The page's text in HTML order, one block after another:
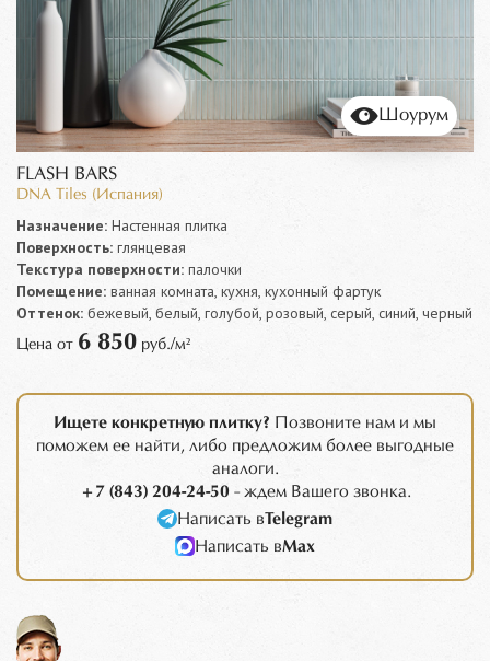
Шоурум
FLASH BARS
DNA Tiles (Испания)
Назначение: Настенная плитка
Поверхность: глянцевая
Текстура поверхности: палочки
Помещение: ванная комната, кухня, кухонный фартук
Оттенок: бежевый, белый, голубой, розовый, серый, синий, черный
Цена от 6 850 руб./м²
Ищете конкретную плитку? Позвоните нам и мы
поможем ее найти, либо предложим более выгодные
аналоги.
+7 (843) 204-24-50- ждем Вашего звонка.
Написать вTelegram
Написать вMax